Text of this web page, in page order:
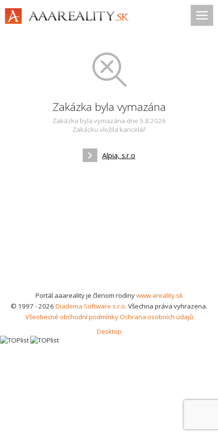
Zakázka byla vymazána
Zakázka byla vymazána dne 5.8.2026
Zakázku vložila kancelář
Alpia, s.r.o
Portál aaareality je členom rodinywww.areality.sk
© 1997 - 2026 Diadema Software s.r.o. Všechna práva vyhrazena.
Všeobecné obchodní podmínkyOchrana osobních údajů
Desktop